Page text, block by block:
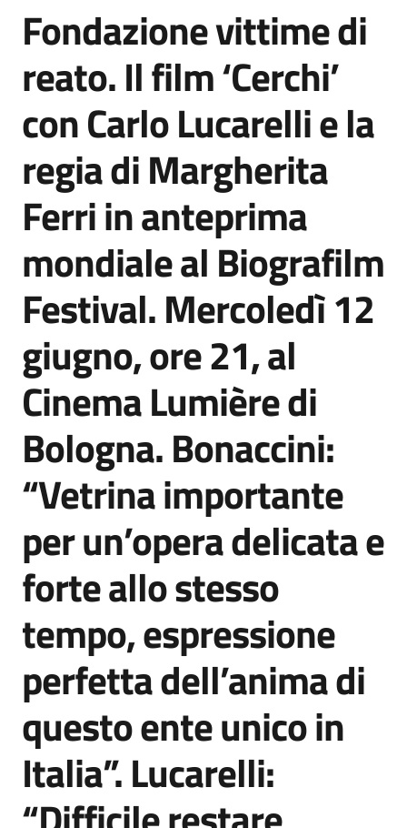
Agenzia
di
informazione
e
comunicazione
Seguici
Salta al contenuto
Fondazione vittime di
reato. Il film ‘Cerchi’
con Carlo Lucarelli e la
regia di Margherita
Ferri in anteprima
mondiale al Biografilm
Festival. Mercoledì 12
giugno, ore 21, al
Cinema Lumière di
Bologna. Bonaccini:
“Vetrina importante
per un’opera delicata e
forte allo stesso
tempo, espressione
perfetta dell’anima di
questo ente unico in
Italia”. Lucarelli: